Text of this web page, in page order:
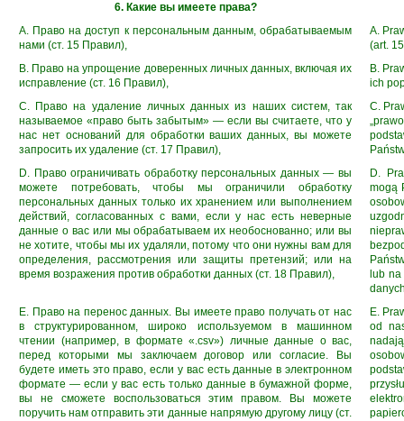
6. Какие вы имеете права?
A. Право на доступ к персональным данным, обрабатываемым
нами (ст. 15 Правил),
A.
(art.
B. Право на упрощение доверенных личных данных, включая их
исправление (ст. 16 Правил),
B.
ich
C. Право на удаление личных данных из наших систем, так
называемое «право быть забытым» — если вы считаете, что у
нас нет оснований для обработки ваших данных, вы можете
запросить их удаление (ст. 17 Правил),
C.
D. Право ограничивать обработку персональных данных — вы
можете потребовать, чтобы мы ограничили обработку
персональных данных только их хранением или выполнением
действий, согласованных с вами, если у нас есть неверные
данные о вас или мы обрабатываем их необоснованно; или вы
не хотите, чтобы мы их удаляли, потому что они нужны вам для
определения, рассмотрения или защиты претензий; или на
время возражения против обработки данных (ст. 18 Правил),
D.
mogą
lub
E. Право на перенос данных. Вы имеете право получать от нас
в структурированном, широко используемом в машинном
чтении (например, в формате «.csv») личные данные о вас,
перед которыми мы заключаем договор или согласие. Вы
будете иметь это право, если у вас есть данные в электронном
формате — если у вас есть только данные в бумажной форме,
вы не сможете воспользоваться этим правом. Вы можете
поручить нам отправить эти данные напрямую другому лицу (ст.
E.
od